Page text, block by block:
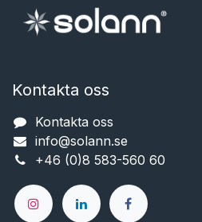
Kontakta oss
Kontakta oss
info@solann.se​​​​​​
+46 (0)8 583-560 60